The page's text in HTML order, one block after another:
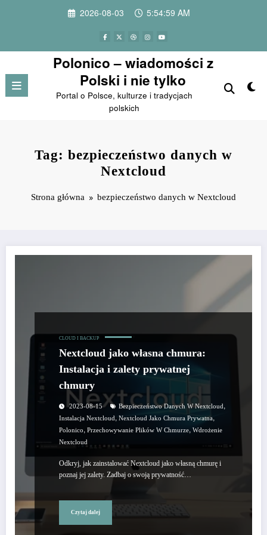
2026-08-03 5:54:59 AM
Polonico – wiadomości z
Polski i nie tylko
Portal o Polsce, kulturze i tradycjach
polskich
Tag: bezpieczeństwo danych w
Nextcloud
Strona główna bezpieczeństwo danych w Nextcloud
CLOUD I BACKUP
Nextcloud jako własna chmura:
Instalacja i zalety prywatnej
chmury
2023-08-15 Bezpieczeństwo Danych W Nextcloud ,
Instalacja Nextcloud , Nextcloud Jako Chmura Prywatna,
Polonico, Przechowywanie Plików W Chmurze, Wdrożenie
Nextcloud
Odkryj, jak zainstalować Nextcloud jako własną chmurę i
poznaj jej zalety. Zadbaj o swoją prywatność…
Czytaj dalej